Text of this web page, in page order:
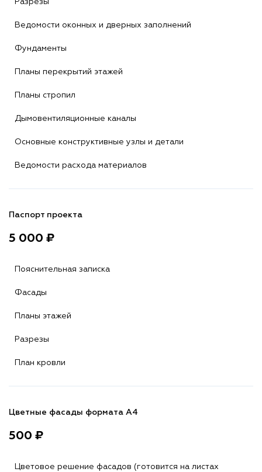
Ведомости оконных и дверных заполнений
Фундаменты
Планы перекрытий этажей
Планы стропил
Дымовентиляционные каналы
Основные конструктивные узлы и детали
Ведомости расхода материалов
Паспорт проекта
5 000 ₽
Пояснительная записка
Фасады
Планы этажей
Разрезы
План кровли
Цветные фасады формата А4
500 ₽
Цветовое решение фасадов (готовится на листах